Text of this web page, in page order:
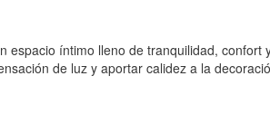
espacio íntimo lleno de tranquilidad,
de luz y aportar calidez a la